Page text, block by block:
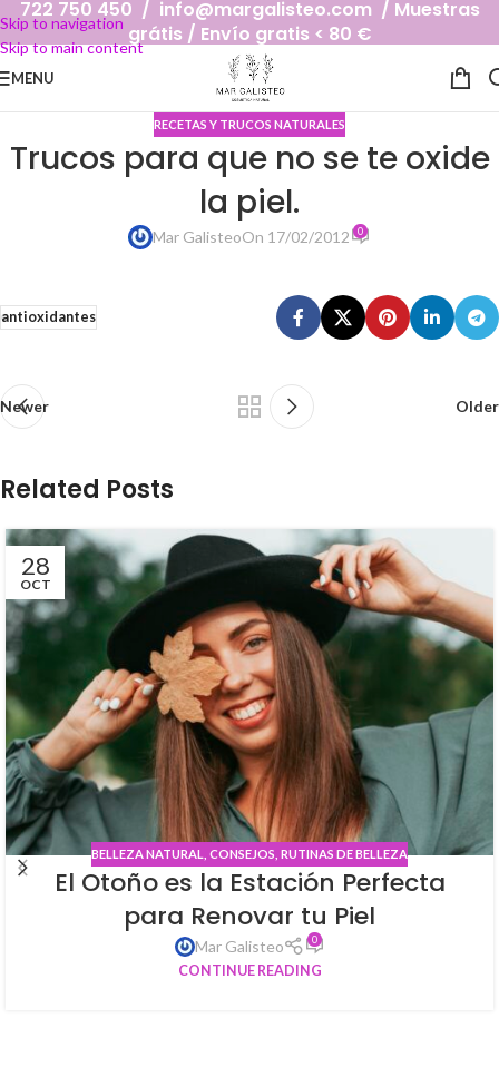
Skip to navigation
Skip to main content
722 750 450 / info@margalisteo.com / Muestras
grátis / Envío gratis < 80 €
MENU
RECETAS Y TRUCOS NATURALES
Trucos para que no se te oxide
la piel.
Mar GalisteoOn 17/02/2012 0
antioxidantes
Newer Older
Related Posts
28
OCT
BELLEZA NATURAL CONSEJOS RUTINAS DE BELLEZA
El Otoño es la Estación Perfecta
para Renovar tu Piel
Mar Galisteo 0
CONTINUE READING